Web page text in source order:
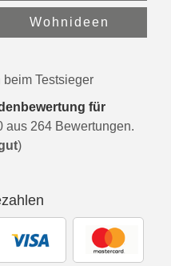
Wohnideen
Testsieger
für
aus 264 Bewertungen.
)